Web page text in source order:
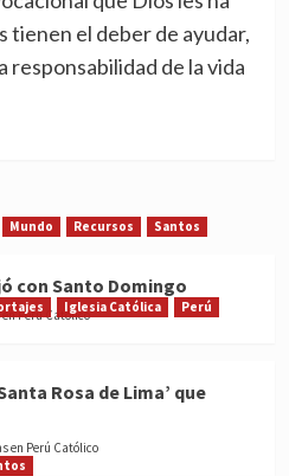
tienen el deber de ayudar,
responsabilidad de la vida
Mundo Recursos Santos
con Santo Domingo
Perú CatólicoIglesia Católica
Perú
Rosa de Lima’ que
en Perú Católico